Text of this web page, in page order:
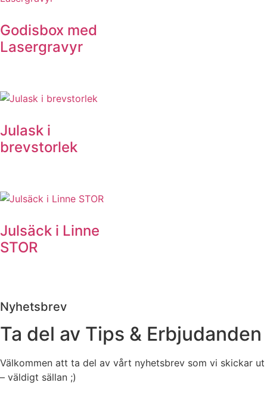
Godisbox med
Lasergravyr
Julask i
brevstorlek
Julsäck i Linne
STOR
Nyhetsbrev
Ta del av Tips & Erbjudanden
Välkommen att ta del av vårt nyhetsbrev som vi skickar ut
– väldigt sällan ;)